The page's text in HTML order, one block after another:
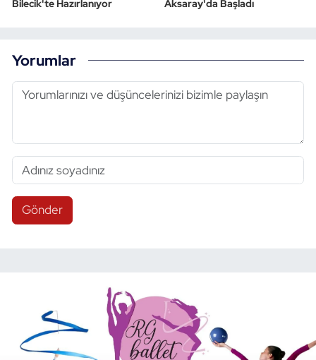
Bilecik'te Hazırlanıyor
Aksaray'da Başladı
Yorumlar
Gönder